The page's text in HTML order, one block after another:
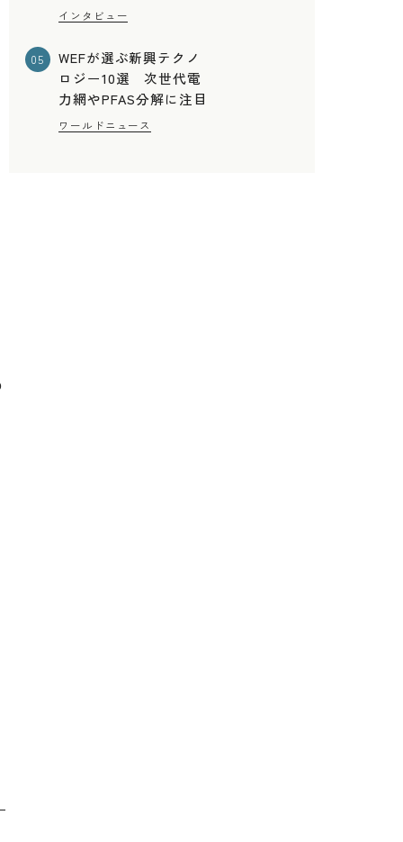
インタビュー
05
WEFが選ぶ新興テクノ
ロジー10選 次世代電
力網やPFAS分解に注目
ワールドニュース